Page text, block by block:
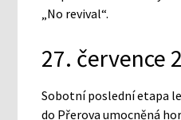
„No revival“.
27. července
Sobotní poslední etapa
do Přerova umocněná